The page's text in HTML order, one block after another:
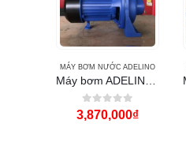
MÁY BƠM NƯỚC ADELINO
0out of 5
3,870,000₫